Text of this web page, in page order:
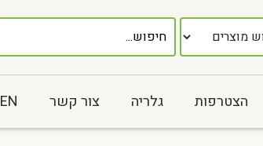
הצטרפות גלריה צור קשר EN